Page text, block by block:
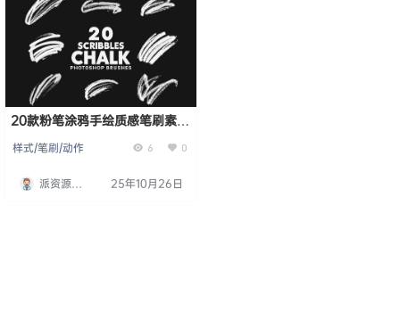
20款粉笔涂鸦手绘质感笔刷素材
样式/笔刷/动作 6 0
派资源
25年10月26日